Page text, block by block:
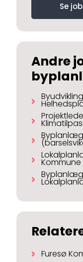
Se
Andre
Kommune
Furesø